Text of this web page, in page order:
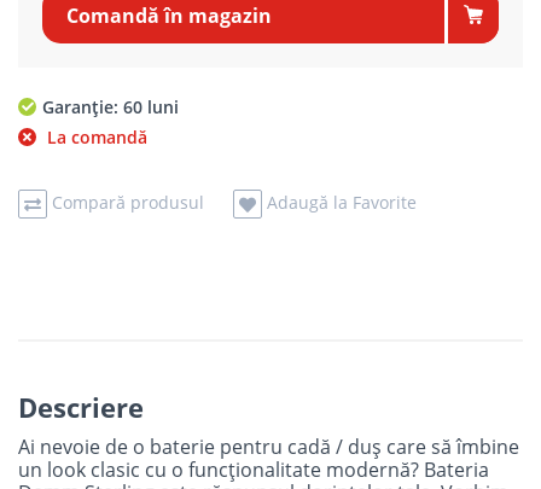
Comandă în magazin
Garanție: 60 luni
La comandă
Compară produsul Adaugă la Favorite
Descriere
Ai nevoie de o baterie pentru cadă / duș care să îmbine
un look clasic cu o funcționalitate modernă? Bateria